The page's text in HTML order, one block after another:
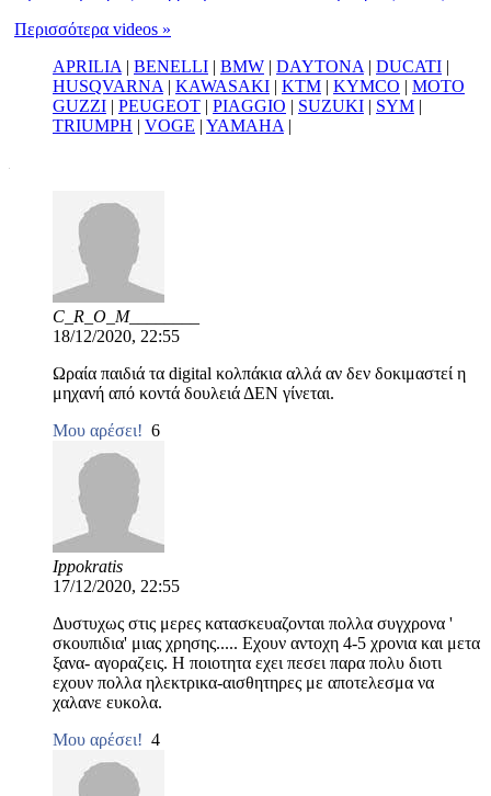
Περισσότερα videos »
APRILIA | BENELLI | BMW | DAYTONA | DUCATI |
HUSQVARNA | KAWASAKI | KTM | KYMCO | MOTO
GUZZI | PEUGEOT | PIAGGIO | SUZUKI | SYM |
TRIUMPH | VOGE | YAMAHA |
C_R_O_M________
18/12/2020, 22:55
Ωραία παιδιά τα digital κολπάκια αλλά αν δεν δοκιμαστεί η
μηχανή από κοντά δουλειά ΔΕΝ γίνεται.
Μου αρέσει! 6
Ippokratis
17/12/2020, 22:55
Δυστυχως στις μερες κατασκευαζονται πολλα συγχρονα '
σκουπιδια' μιας χρησης..... Εχουν αντοχη 4-5 χρονια και μετα
ξανα- αγοραζεις. Η ποιοτητα εχει πεσει παρα πολυ διοτι
εχουν πολλα ηλεκτρικα-αισθητηρες με αποτελεσμα να
χαλανε ευκολα.
Μου αρέσει! 4